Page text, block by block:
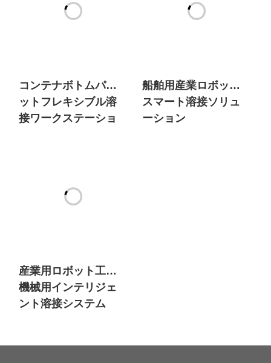
コンテナボトムパレ
ットフレキシブル溶
接ワークステーショ
船舶用産業ロボット
スマート溶接ソリュ
ーション
産業用ロボット工学
機械用インテリジェ
ント溶接システム